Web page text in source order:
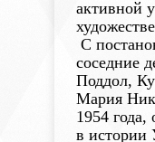
активной
С
соседние
Поддол,
Мария
1954 года,
в истории